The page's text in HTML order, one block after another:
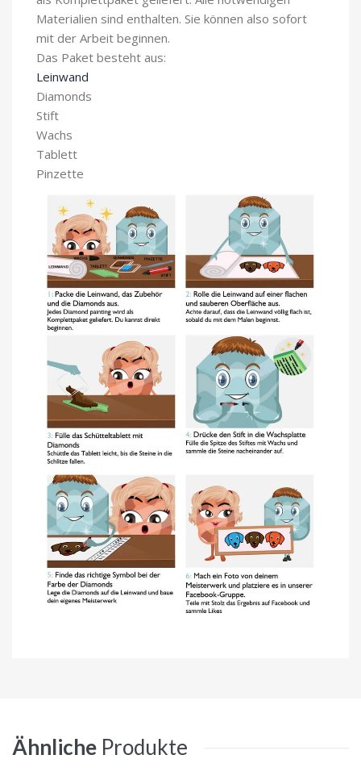
Materialien sind enthalten. Sie können also sofort
mit der Arbeit beginnen.
Das Paket besteht aus:
Leinwand
Diamonds
Stift
Wachs
Tablett
Pinzette
Ähnliche Produkte